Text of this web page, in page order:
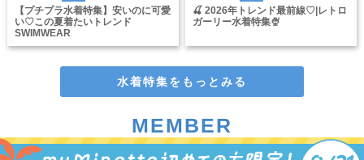
【プチプラ水着特集】安いのに可愛
い♡この夏着たいトレンド
SWIMWEAR
🍒 2026年トレンド最前線♡|レトロ
ガーリー水着特集🍨
水着特集をもっとみる
MEMBER